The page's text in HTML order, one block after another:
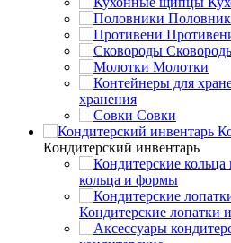
Молотки
хранения
Совки
Кондитерский инвентарь
кольца и формы
Кондитерские лопатки